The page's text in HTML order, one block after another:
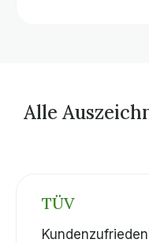
Alle
TÜV